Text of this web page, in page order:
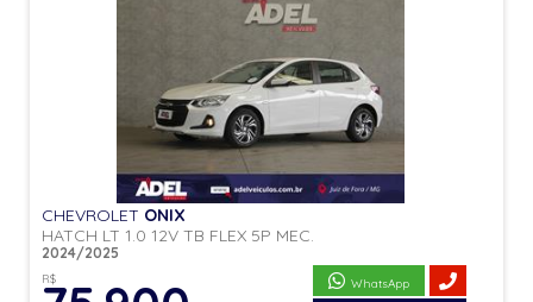
CHEVROLET ONIX
HATCH LT 1.0 12V TB FLEX 5P MEC.
2024/2025
R$ WhatsApp